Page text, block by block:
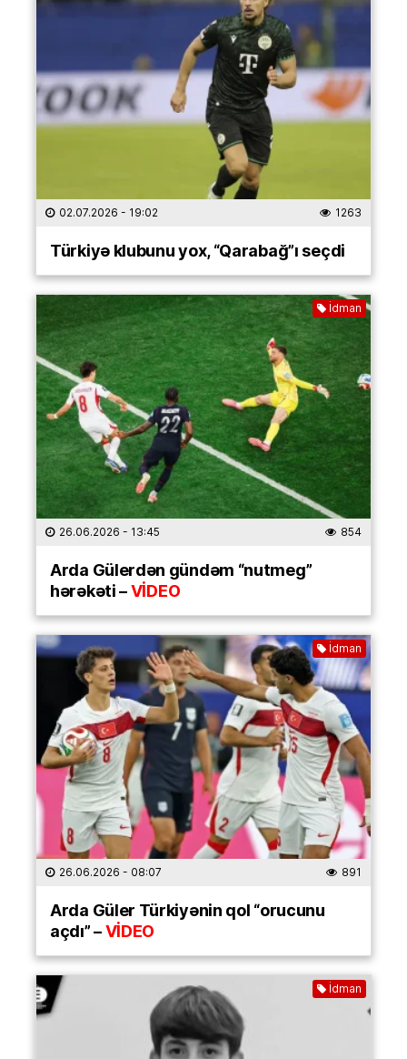
02.07.2026 - 19:02 1263
Türkiyə klubunu yox, “Qarabağ”ı seçdi
İdman
26.06.2026 - 13:45 854
Arda Gülerdən gündəm “nutmeg”
hərəkəti –VİDEO
İdman
26.06.2026 - 08:07 891
Arda Güler Türkiyənin qol “orucunu
açdı” –VİDEO
İdman